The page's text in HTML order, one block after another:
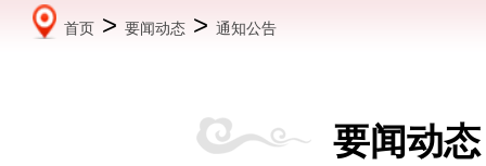
办事服务 政民互动
首页 > 要闻动态 > 通知公告
要闻动态